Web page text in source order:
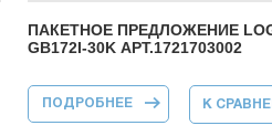
ПАКЕТНОЕ ПРЕДЛОЖЕНИЕ
GB172I-30K АРТ.1721703002
К
ПОДРОБНЕЕ О ПАКЕТНОЕ
ПРЕДЛОЖЕНИЕ